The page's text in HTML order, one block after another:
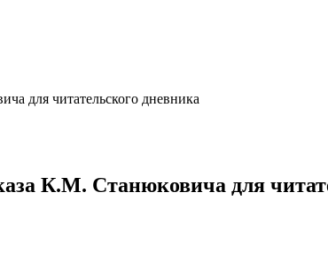
для читательского дневника
К.М. Станюковича для